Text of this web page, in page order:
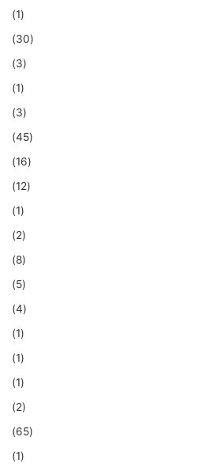
(1)
(30)
(3)
(1)
(3)
(45)
(16)
(12)
(1)
(2)
(8)
(5)
(4)
(1)
(1)
(1)
(2)
(65)
(1)